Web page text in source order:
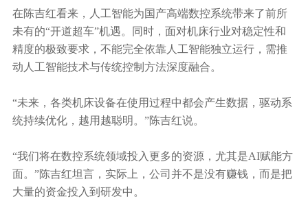
在陈吉红看来，人工智能为国产高端数控系统带来了前所
未有的“开道超车”机遇。同时，面对机床行业对稳定性和
精度的极致要求，不能完全依靠人工智能独立运行，需推
动人工智能技术与传统控制方法深度融合。
“未来，各类机床设备在使用过程中都会产生数据，驱动系
统持续优化，越用越聪明。”陈吉红说。
“我们将在数控系统领域投入更多的资源，尤其是AI赋能方
面。”陈吉红坦言，实际上，公司并不是没有赚钱，而是把
大量的资金投入到研发中。